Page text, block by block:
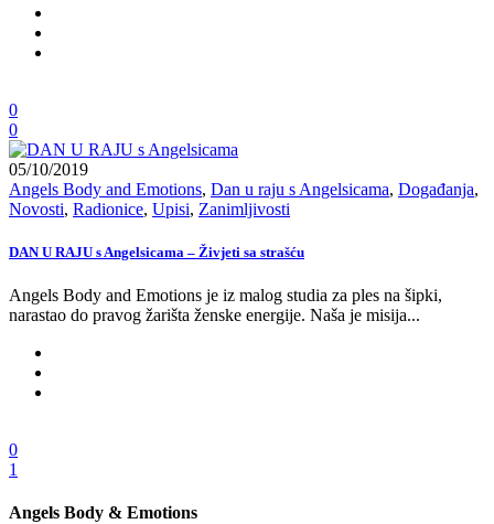
0
0
05/10/2019
Angels Body and Emotions, Dan u raju s Angelsicama, Događanja,
Novosti, Radionice, Upisi, Zanimljivosti
DAN U RAJU s Angelsicama – Živjeti sa strašću
Angels Body and Emotions je iz malog studia za ples na šipki,
narastao do pravog žarišta ženske energije. Naša je misija...
0
1
Angels Body & Emotions